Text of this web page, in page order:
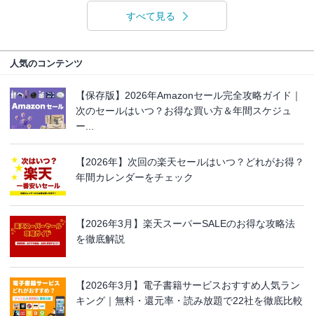
すべて見る
人気のコンテンツ
【保存版】2026年Amazonセール完全攻略ガイド｜
次のセールはいつ？お得な買い方＆年間スケジュ
ー...
【2026年】次回の楽天セールはいつ？どれがお得？
年間カレンダーをチェック
【2026年3月】楽天スーパーSALEのお得な攻略法
を徹底解説
【2026年3月】電子書籍サービスおすすめ人気ラン
キング｜無料・還元率・読み放題で22社を徹底比較